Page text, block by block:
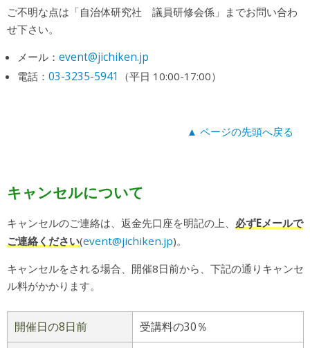
ご不明な点は「自治体研究社 議員研修会係」までお問い合わ
せ下さい。
メール： event@jichiken.jp
電話： 03-3235-5941 （平日 10:00-17:00）
▲ ページの先頭へ戻る
キャンセルについて
キャンセルのご連絡は、返金先口座を明記の上、 必ずEメールで
ご連絡ください(event@jichiken.jp)。
キャンセルをされる場合、開催8日前から、下記の通りキャンセ
ル料がかかります。
開催日の8日前
受講料の30％